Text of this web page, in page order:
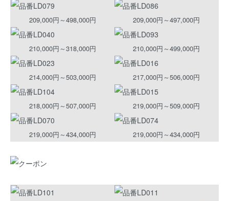
209,000円～498,000円 209,000円～497,000円
210,000円～318,000円 210,000円～499,000円
214,000円～503,000円 217,000円～506,000円
218,000円～507,000円 219,000円～509,000円
219,000円～434,000円 219,000円～434,000円